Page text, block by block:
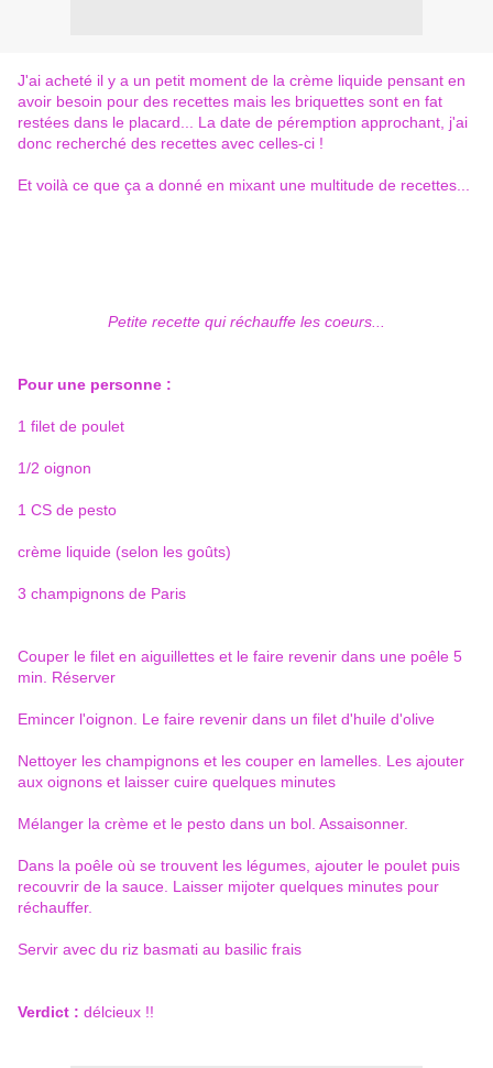
J'ai acheté il y a un petit moment de la crème liquide pensant en
avoir besoin pour des recettes mais les briquettes sont en fat
restées dans le placard... La date de péremption approchant, j'ai
donc recherché des recettes avec celles-ci !
Et voilà ce que ça a donné en mixant une multitude de recettes...
Petite recette qui réchauffe les coeurs...
Pour une personne :
1 filet de poulet
1/2 oignon
1 CS de pesto
crème liquide (selon les goûts)
3 champignons de Paris
Couper le filet en aiguillettes et le faire revenir dans une poêle 5
min. Réserver
Emincer l'oignon. Le faire revenir dans un filet d'huile d'olive
Nettoyer les champignons et les couper en lamelles. Les ajouter
aux oignons et laisser cuire quelques minutes
Mélanger la crème et le pesto dans un bol. Assaisonner.
Dans la poêle où se trouvent les légumes, ajouter le poulet puis
recouvrir de la sauce. Laisser mijoter quelques minutes pour
réchauffer.
Servir avec du riz basmati au basilic frais
Verdict : délcieux !!